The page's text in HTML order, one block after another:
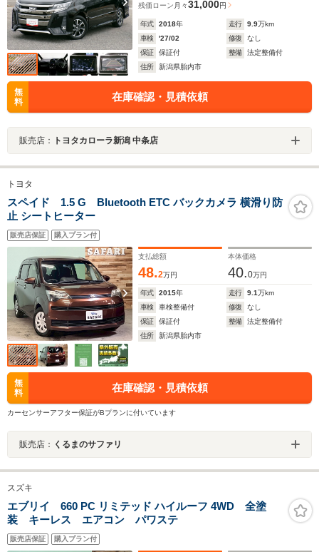
残価ローン 月々31,000円
年式 2018年 走行 9.9万km
車検
'27/02 修復
なし
保証
保証付 整備
法定整備付
住所
新潟県胎内市
無
料
在庫確認・見積依頼
販売店： トヨタカローラ新潟 中条店
トヨタ
スペイド 1.5 G Bluetooth ETC バックカメラ 横滑り防
止 シートヒーター
販売店保証 購入プラン付
支払総額
48.2万円
本体価格
40.0万円
年式 2015年 走行 9.1万km
車検
車検整備付 修復
なし
保証
保証付 整備
法定整備付
住所
新潟県胎内市
無
料
在庫確認・見積依頼
カーセンサーアフター保証がBプランに付いています
販売店： くるまのサファリ
スズキ
エブリイ 660 PC リミテッド ハイルーフ 4WD 全塗
装 キーレス エアコン パワステ
販売店保証 購入プラン付